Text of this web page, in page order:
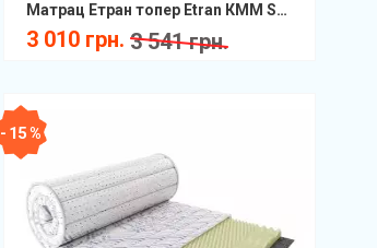
Матрац Етран топер Etran КММ Scandi
3 010 грн. 3 541 грн.
- 15 %